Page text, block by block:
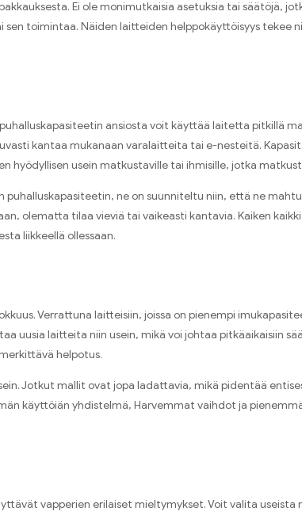
Ei ole monimutkaisia ​​asetuksia tai säätöjä,
toimintaa. Näiden laitteiden helppokäyttöisyys tekee
ansiosta voit käyttää laitetta pitkillä
kantaa mukanaan varalaitteita tai e-nesteitä.
hyödyllisen usein matkustaville tai ihmisille, jotka
ne on suunniteltu niin, että ne
olematta tilaa vieviä tai vaikeasti kantavia. Kaiken
liikkeellä ollessaan.
Verrattuna laitteisiin, joissa on pienempi
uusia laitteita niin usein, mikä voi johtaa pitkäaikaisiin
helpotus.
Jotkut mallit ovat jopa ladattavia, mikä pidentää
käyttöiän yhdistelmä, Harvemmat vaihdot ja
vapperien erilaiset mieltymykset. Voit valita